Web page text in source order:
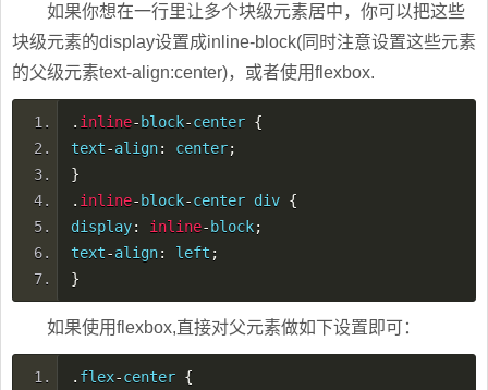
如果你想在一行里让多个块级元素居中，你可以把这些
块级元素的display设置成inline-block(同时注意设置这些元素
的父级元素text-align:center)，或者使用flexbox.
. inline- block-center {
text-align: center;
}
. inline- block-center div {
display: inline- block;
text-align: left ;
}
如果使用flexbox,直接对父元素做如下设置即可：
. flex-center {